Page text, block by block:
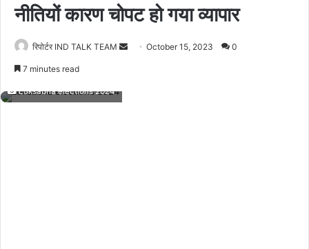
नीतियों कारण चोपट हो गया व्यापार‌
रिपोर्टर IND TALK TEAM
SendOctober 15, 2023 0
7 minutes read
Loksabha elections 2024